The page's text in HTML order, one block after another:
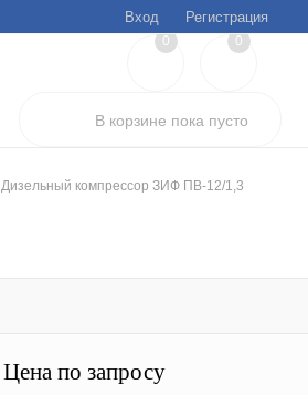
Вход Регистрация
0 0
В корзине пока пусто
Дизельный компрессор ЗИФ ПВ-12/1,3
Цена по запросу